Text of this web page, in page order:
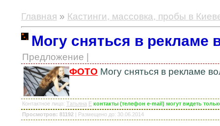
Главная » Кастинги, массовка, пробы в
Могу сняться в рекламе
Предложение |
ФОТО Могу сняться в рекламе
Контактное лицо: Татьяна E контакты (телефон e-mail) могут видеть
Просмотров: 81192 | Размещено до: 30.06.2014